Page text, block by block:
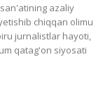
azaliy
chiqqan olimu
jurnalistlar hayoti,
qatag'on siyosati